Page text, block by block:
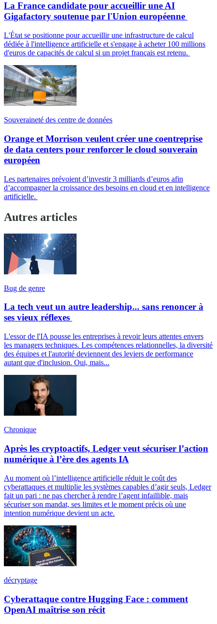
La France candidate pour accueillir une AI
Gigafactory soutenue par l'Union européenne
L'État se positionne pour accueillir une infrastructure de calcul
dédiée à l'intelligence artificielle et s'engage à acheter 100 millions
d'euros de capacités de calcul si un projet français est retenu.
Souveraineté des centre de données
Orange et Morrison veulent créer une coentreprise
de data centers pour renforcer le cloud souverain
européen
Les partenaires prévoient d’investir 3 milliards d’euros afin
d’accompagner la croissance des besoins en cloud et en intelligence
artificielle.
Autres articles
Bug de genre
La tech veut un autre leadership... sans renoncer à
ses vieux réflexes
L'essor de l'IA pousse les entreprises à revoir leurs attentes envers
les managers techniques. Les compétences relationnelles, la diversité
des équipes et l'autorité deviennent des leviers de performance
autant que d'inclusion. Oui, mais...
Chronique
Après les cryptoactifs, Ledger veut sécuriser l’action
numérique à l’ère des agents IA
Au moment où l’intelligence artificielle réduit le coût des
cyberattaques et multiplie les systèmes capables d’agir seuls, Ledger
fait un pari : ne pas chercher à rendre l’agent infaillible, mais
sécuriser son mandat, ses limites et le moment précis où une
intention numérique devient un acte.
décryptage
Cyberattaque contre Hugging Face : comment
OpenAI maîtrise son récit